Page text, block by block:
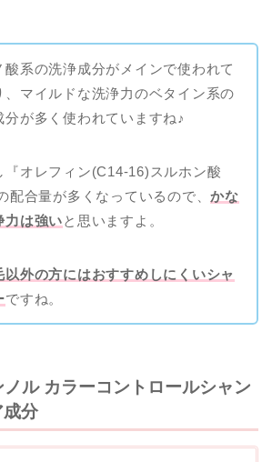
酸系の洗浄成分がメインで使われて
、マイルドな洗浄力のベタイン系の
分が多く使われていますね♪
『オレフィン(C14-16)スルホン酸
配合量が多くなっているので、かな
力は強いと思いますよ。
以外の方にはおすすめしにくいシャ
ですね。
ル カラーコントロールシャン
成分